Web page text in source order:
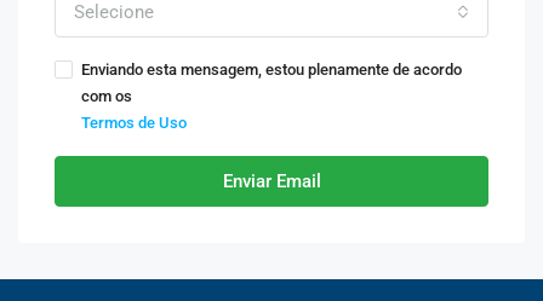
Selecione
Enviando esta mensagem, estou plenamente de acordo
com os
Termos de Uso
Enviar Email